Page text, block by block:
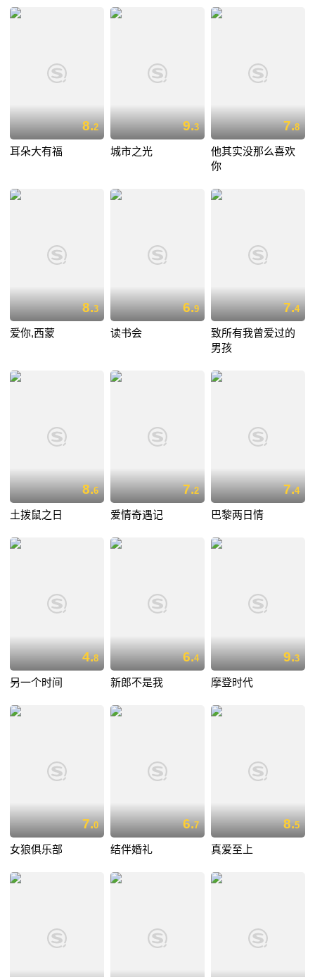
8.2
耳朵大有福
9.3
城市之光
7.8
他其实没那么喜欢
你
8.3
爱你,西蒙
6.9
读书会
7.4
致所有我曾爱过的
男孩
8.6
土拨鼠之日
7.2
爱情奇遇记
7.4
巴黎两日情
4.8
另一个时间
6.4
新郎不是我
9.3
摩登时代
7.0
女狼俱乐部
6.7
结伴婚礼
8.5
真爱至上